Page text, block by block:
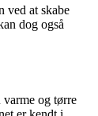
ved at skabe
dog også
varme og tørre